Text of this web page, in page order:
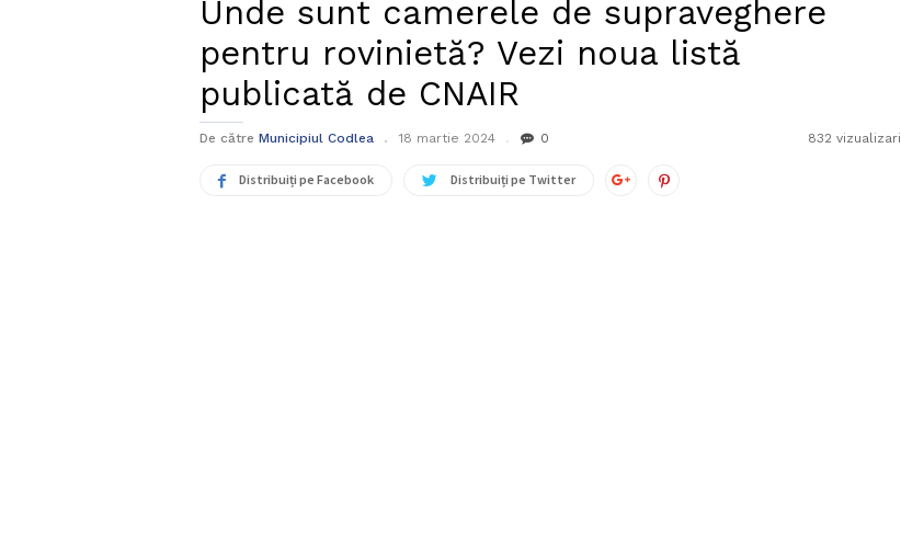
Unde sunt camerele de supraveghere
pentru rovinietă? Vezi noua listă
publicată de CNAIR
De către Municipiul Codlea 18 martie 2024 0 832 vizualizari
Distribuiți pe Facebook Distribuiți pe Twitter